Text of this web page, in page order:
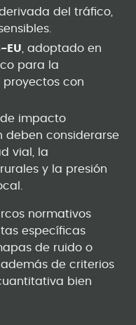
del tráfico,
EU , adoptado en
para la
proyectos con
de impacto
deben considerarse
vial, la
y la presión
normativos
específicas
de ruido o
de criterios
bien